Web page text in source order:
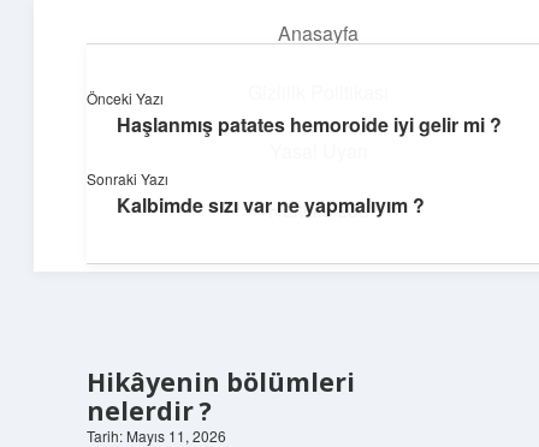
Anasayfa
Hakkımızda
Neşeli Bilgi Durağı
Hızlı hikayelerle gününü şenlendir!
Hikâyenin bölümleri
nelerdir ?
Tarih: Mayıs 11, 2026
Önceki Yazı
Haşlanmış patates hemoroide iyi gelir mi ?
Sonraki Yazı
Kalbimde sızı var ne yapmalıyım ?